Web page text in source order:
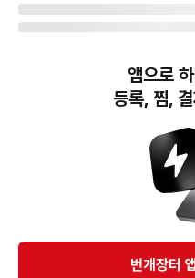
번개장터(주) 사업자정보, 이용약관 및 기타
번개장터㈜는 통신판매중개자이며, 통신판매의
소비자보호에 관한 법률 등 관련 법령 및 번개장
개별 판매자에게 귀속하고, 번개장터㈜는 원칙
다만, 번개장터㈜가 직접 판매하는 상품에 대한
앱으로
등록, 찜,
번개장터